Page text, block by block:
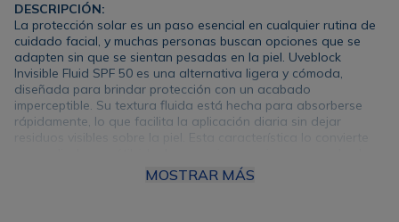
DESCRIPCIÓN:
La protección solar es un paso esencial en cualquier rutina de
cuidado facial, y muchas personas buscan opciones que se
adapten sin que se sientan pesadas en la piel. Uveblock
Invisible Fluid SPF 50 es una alternativa ligera y cómoda,
diseñada para brindar protección con un acabado
imperceptible. Su textura fluida está hecha para absorberse
rápidamente, lo que facilita la aplicación diaria sin dejar
residuos visibles sobre la piel. Esta característica lo convierte
natural. Además, se integra muy bien con el maquillaje,
funcionando como una base que no interfiere con otros
MOSTRAR MÁS